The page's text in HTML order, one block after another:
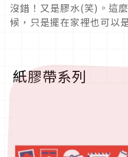
沒錯！又是膠水(笑)。這
候，只是擺在家裡也可以
紙膠帶系列